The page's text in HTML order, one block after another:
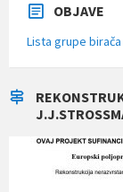
OBJAVE
Lista grupe